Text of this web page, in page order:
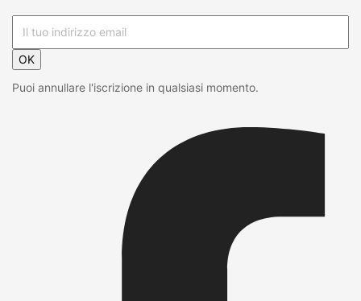
OK
Puoi annullare l'iscrizione in qualsiasi momento.